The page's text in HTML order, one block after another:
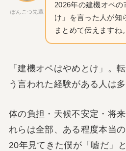
ぽんこつ先輩
2026年の建機オペの
け」を言った人が知
まとめて伝えますね。
「建機オペはやめとけ」。
う言われた経験がある人は
体の負担・天候不安定・将
れらは全部、ある程度本当
20年見てきた僕が「嘘だ」